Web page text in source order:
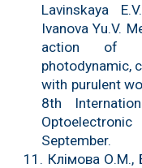
Lavinskaya
Ivanova Yu.V.
action of
photodynamic,
with purulent
8th
September.
11. Клімова О.М.,